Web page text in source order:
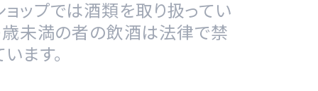
ョップでは酒類を取り扱ってい
歳未満の者の飲酒は法律で禁
ます。